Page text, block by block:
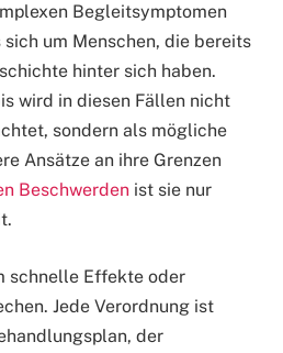
Begleitsymptomen
um Menschen, die bereits
hinter sich haben.
wird in diesen Fällen nicht
sondern als mögliche
Ansätze an ihre Grenzen
Beschwerden ist sie nur
schnelle Effekte oder
Jede Verordnung ist
der